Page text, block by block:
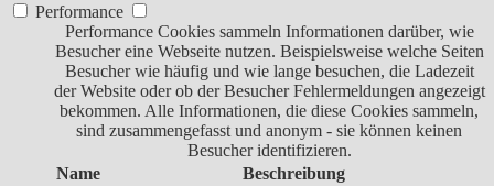
Performance
Performance Cookies sammeln Informationen darüber, wie
Besucher eine Webseite nutzen. Beispielsweise welche Seiten
Besucher wie häufig und wie lange besuchen, die Ladezeit
der Website oder ob der Besucher Fehlermeldungen angezeigt
bekommen. Alle Informationen, die diese Cookies sammeln,
sind zusammengefasst und anonym - sie können keinen
Besucher identifizieren.
Name
Beschreibung